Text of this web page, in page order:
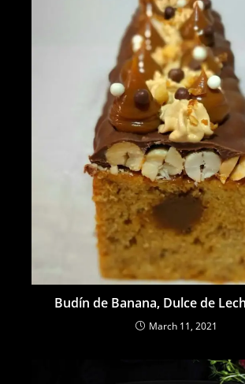
Budín de Banana, Dulce de
March 11, 2021